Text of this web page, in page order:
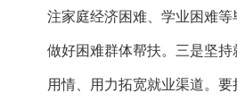
注家庭经济困难、学业困难
做好困难群体帮扶。三是坚持
用情、用力拓宽就业渠道。